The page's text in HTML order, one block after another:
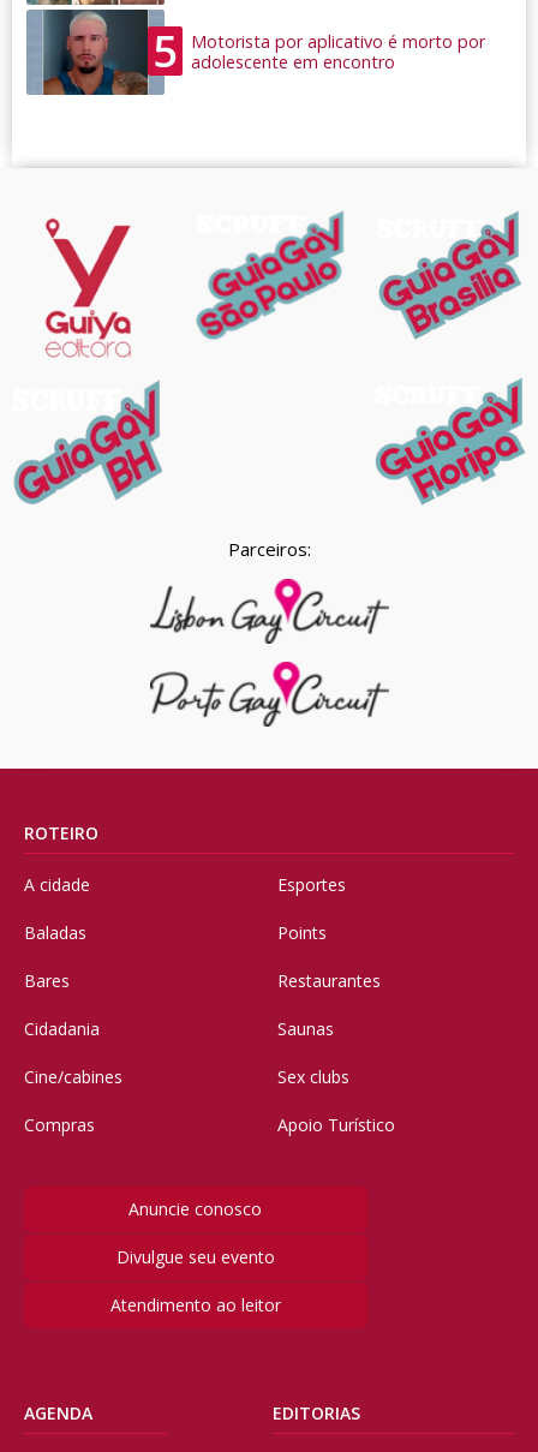
5
Motorista por aplicativo é morto por
adolescente em encontro
Parceiros:
ROTEIRO
A cidade
Baladas
Bares
Cidadania
Cine/cabines
Compras
Esportes
Points
Restaurantes
Saunas
Sex clubs
Apoio Turístico
Anuncie conosco
Divulgue seu evento
Atendimento ao leitor
AGENDA EDITORIAS